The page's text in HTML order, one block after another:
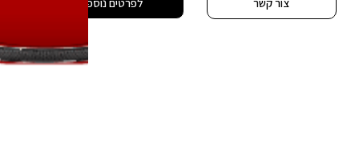
צור קשר לפרטים נוספים